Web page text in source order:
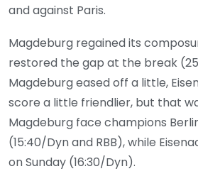
and against Paris.
Magdeburg regained its
restored the gap at the break
Magdeburg eased off a little,
score a little friendlier, but that
Magdeburg face champions
(15:40/Dyn and RBB), while
on Sunday (16:30/Dyn).